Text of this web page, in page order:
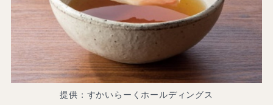
提供：すかいらーくホールディングス